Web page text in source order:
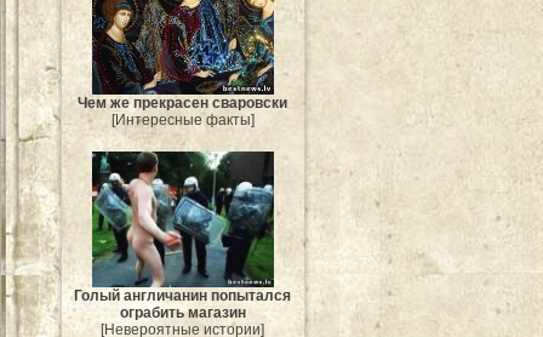
Чем же прекрасен сваровски
[Интересные факты]
Голый англичанин попытался
ограбить магазин
[Невероятные истории]